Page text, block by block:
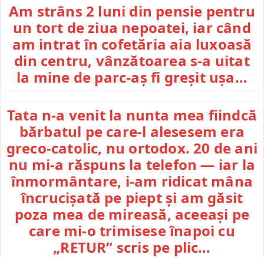
Am strâns 2 luni din pensie pentru
un tort de ziua nepoatei, iar când
am intrat în cofetăria aia luxoasă
din centru, vânzătoarea s-a uitat
la mine de parc-aș fi greșit ușa…
Tata n-a venit la nunta mea fiindcă
bărbatul pe care-l alesesem era
greco-catolic, nu ortodox. 20 de ani
nu mi-a răspuns la telefon — iar la
înmormântare, i-am ridicat mâna
încrucișată pe piept și am găsit
poza mea de mireasă, aceeași pe
care mi-o trimisese înapoi cu
„RETUR” scris pe plic…